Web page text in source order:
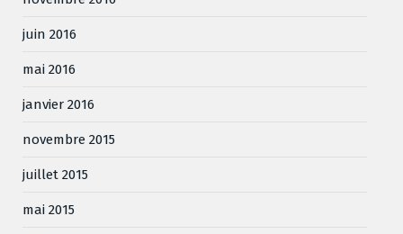
juin 2016
mai 2016
janvier 2016
novembre 2015
juillet 2015
mai 2015